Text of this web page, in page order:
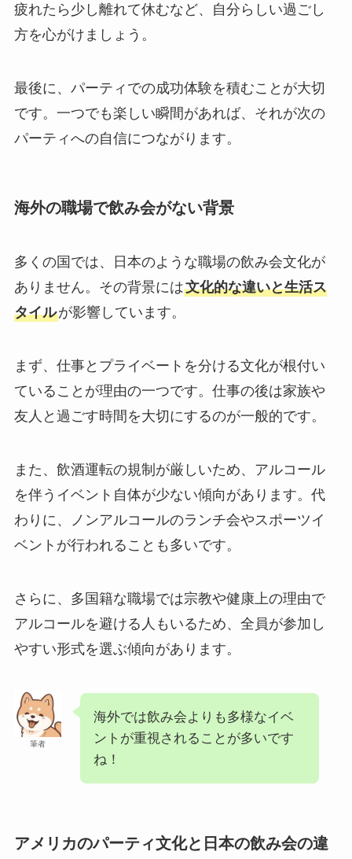
疲れたら少し離れて休むなど、自分らしい過ごし
方を心がけましょう。
最後に、パーティでの成功体験を積むことが大切
です。一つでも楽しい瞬間があれば、それが次の
パーティへの自信につながります。
海外の職場で飲み会がない背景
多くの国では、日本のような職場の飲み会文化が
ありません。その背景には文化的な違いと生活ス
タイルが影響しています。
まず、仕事とプライベートを分ける文化が根付い
ていることが理由の一つです。仕事の後は家族や
友人と過ごす時間を大切にするのが一般的です。
また、飲酒運転の規制が厳しいため、アルコール
を伴うイベント自体が少ない傾向があります。代
わりに、ノンアルコールのランチ会やスポーツイ
ベントが行われることも多いです。
さらに、多国籍な職場では宗教や健康上の理由で
アルコールを避ける人もいるため、全員が参加し
やすい形式を選ぶ傾向があります。
筆者
海外では飲み会よりも多様なイベ
ントが重視されることが多いです
ね！
アメリカのパーティ文化と日本の飲み会の違